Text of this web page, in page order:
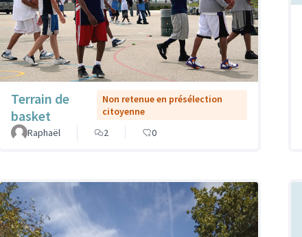
Terrain de
basket
Non retenue en présélection
citoyenne
Raphaël
2 0